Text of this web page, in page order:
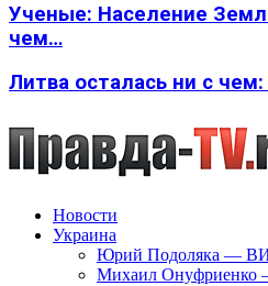
Ученые: Население
чем…
Литва осталась ни с
Новости
Украина
Юрий Подоляка —
Михаил Онуфриенко